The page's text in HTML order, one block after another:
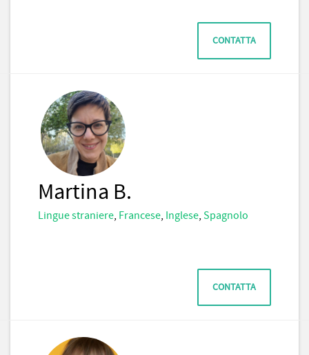
CONTATTA
Martina B.
Lingue straniere, Francese, Inglese, Spagnolo
CONTATTA